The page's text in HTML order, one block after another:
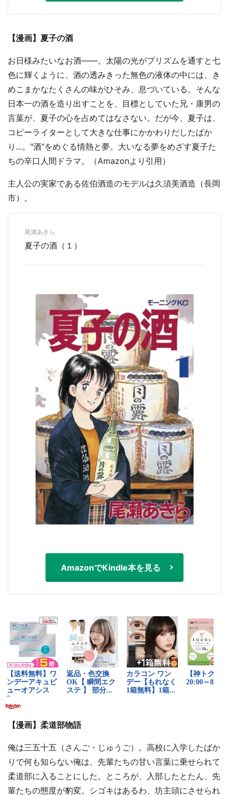
【漫画】夏子の酒
お日様みたいなお酒――。太陽の光がプリズムを通すと七
色に輝くように、酒の透みきった無色の液体の中には、き
めこまかなたくさんの味がひそみ、息づいている。そんな
日本一の酒を造り出すことを、目標としていた兄・康男の
言葉が、夏子の心を占めてはなさない。だが今、夏子は、
コピーライターとして大きな仕事にかかわりだしたばか
り...。"酒"をめぐる情熱と夢。大いなる夢をめざす夏子た
ちの辛口人間ドラマ。（Amazonより引用）
主人公の実家である佐伯酒造のモデルは久須美酒造（長岡
市）。
尾瀬あきら
夏子の酒（１）
AmazonでKindle本を見る
【漫画】柔道部物語
俺は三五十五（さんご・じゅうご）。高校に入学したばか
りで何も知らない俺は、先輩たちの甘い言葉に乗せられて
柔道部に入ることにした。ところが、入部したとたん、先
輩たちの態度が豹変。シゴキはあるわ、坊主頭にさせられ